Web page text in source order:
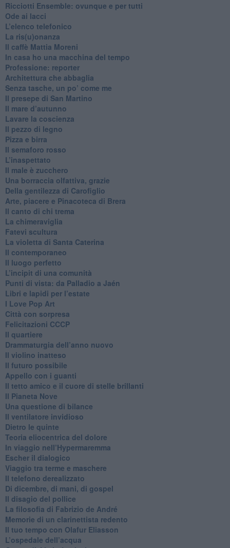
​Ricciotti Ensemble: ovunque e per tutti
Ode ai lacci
​L’elenco telefonico
​La ris(u)onanza
​Il caffè Mattia Moreni
​In casa ho una macchina del tempo
Professione: reporter
Architettura che abbaglia
​Senza tasche, un po’ come me
​Il presepe di San Martino
​Il mare d’autunno
​Lavare la coscienza
​Il pezzo di legno
​Pizza e birra
​Il semaforo rosso
​L’inaspettato
​Il male è zucchero
​Una borraccia olfattiva, grazie
​Della gentilezza di Carofiglio
Arte, piacere e Pinacoteca di Brera
​Il canto di chi trema
La chimeraviglia
​Fatevi scultura
​La violetta di Santa Caterina
​Il contemporaneo
​Il luogo perfetto
​L’incipit di una comunità
Punti di vista: da Palladio a Jaén
​Libri e lapidi per l’estate
​I Love Pop Art
Città con sorpresa
Felicitazioni CCCP
​Il quartiere
​Drammaturgia dell’anno nuovo
​Il violino inatteso
​Il futuro possibile
​Appello con i guanti
​Il tetto amico e il cuore di stelle brillanti
​Il Pianeta Nove
​Una questione di bilance
​Il ventilatore invidioso
​Dietro le quinte
​Teoria eliocentrica del dolore
In viaggio nell’Hypermaremma
​Escher il dialogico
​Viaggio tra terme e maschere
Il telefono derealizzato
​Di dicembre, di mani, di gospel
​Il disagio del pollice
​La filosofia di Fabrizio de André
Memorie di un clarinettista redento
​Il tuo tempo con Olafur Eliasson
​L’ospedale dell’acqua